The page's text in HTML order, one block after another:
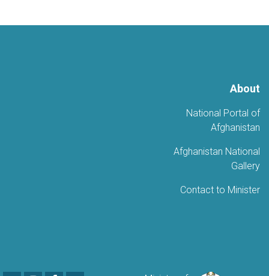
About
National Portal of
Afghanistan
Afghanistan National
Gallery
Contact to Minister